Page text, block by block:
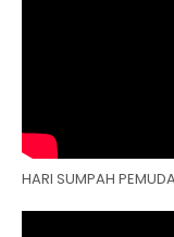
HARI SUMPAH